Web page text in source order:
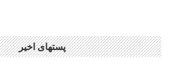
پستهای اخیر